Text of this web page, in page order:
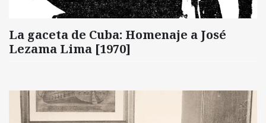
La gaceta de Cuba: Homenaje a José
Lezama Lima [1970]